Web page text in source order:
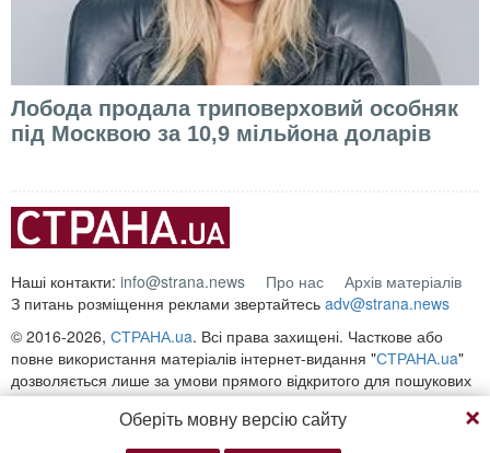
Лобода продала триповерховий особняк
під Москвою за 10,9 мільйона доларів
Наші контакти: info@strana.news Про нас
Архів матеріалів
З питань розміщення реклами звертайтесь adv@strana.news
© 2016-2026, СТРАНА.ua. Всі права захищені. Часткове або
повне використання матеріалів інтернет-видання "СТРАНА.ua"
дозволяється лише за умови прямого відкритого для пошукових
систем гіперпосилання на безпосередню адресу матеріалу на
Будь-яке копіювання, публікація, передрук чи відтворення
Оберіть мовну версію сайту